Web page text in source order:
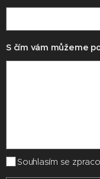
S čím vám můžeme
Souhlasím se